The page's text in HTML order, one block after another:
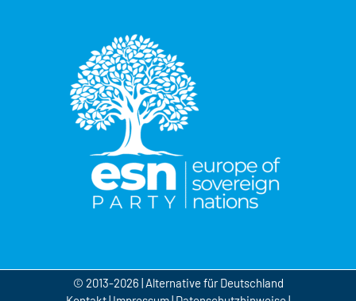
© 2013-2026 | Alternative für Deutschland